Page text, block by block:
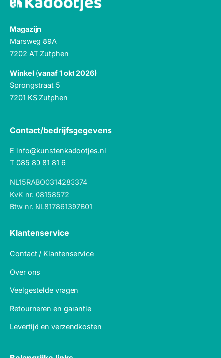
Magazijn
Marsweg 89A
7202 AT Zutphen
Winkel (vanaf 1 okt 2026)
Sprongstraat 5
7201 KS Zutphen
Contact/bedrijfsgegevens
E info@kunstenkadootjes.nl
T 085 80 81 81 6
NL15RABO0314283374
KvK nr. 08158572
Btw nr. NL817861397B01
Klantenservice
Contact / Klantenservice
Over ons
Veelgestelde vragen
Retourneren en garantie
Levertijd en verzendkosten